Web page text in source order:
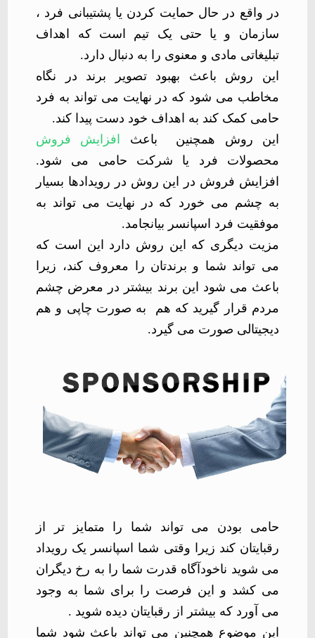
در واقع در حال حمایت کردن یا پشتیبانی فرد ،
سازمان و یا حتی یک تیم است که اهداف
تبلیغاتی مادی و معنوی را به دنبال دارد.
این روش باعث بهبود تصویر برند در نگاه
مخاطب می شود که در نهایت می تواند به فرد
حامی کمک کند به اهداف خود دست پیدا کند.
این روش همچنین
باعث افزایش فروش
محصولات فرد یا شرکت حامی می شود.
افزایش فروش در این روش در رویدادها بسیار
به چشم می خورد که در نهایت می تواند به
موفقیت فرد اسپانسر بیانجامد.
مزیت دیگری که این روش دارد این است که
می تواند شما و برندتان را معروف کند، زیرا
باعث می شود این برند بیشتر در معرض چشم
مردم قرار گیرید که هم
به صورت چاپی و هم
دیجیتالی صورت می گیرد.
حامی بودن می تواند شما را متمایز تر از
رقبایتان کند زیرا وقتی شما اسپانسر یک رویداد
می شوید ناخودآگاه قدرت شما را به رخ دیگران
می کشد و این فرصت را برای شما به وجود
می آورد که بیشتر از رقبایتان دیده شوید .
این موضوع همچنین می تواند باعث شود شما